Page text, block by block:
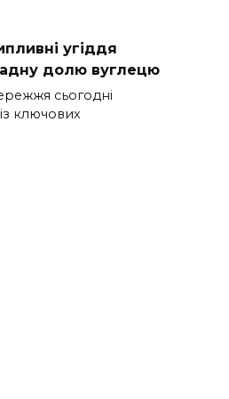
угіддя
долю вуглецю
сьогодні
ключових